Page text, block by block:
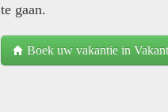
te gaan.
Boek uw vakantie in